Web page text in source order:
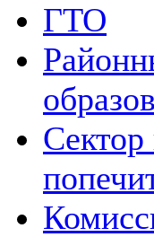
ГТО
Сектор